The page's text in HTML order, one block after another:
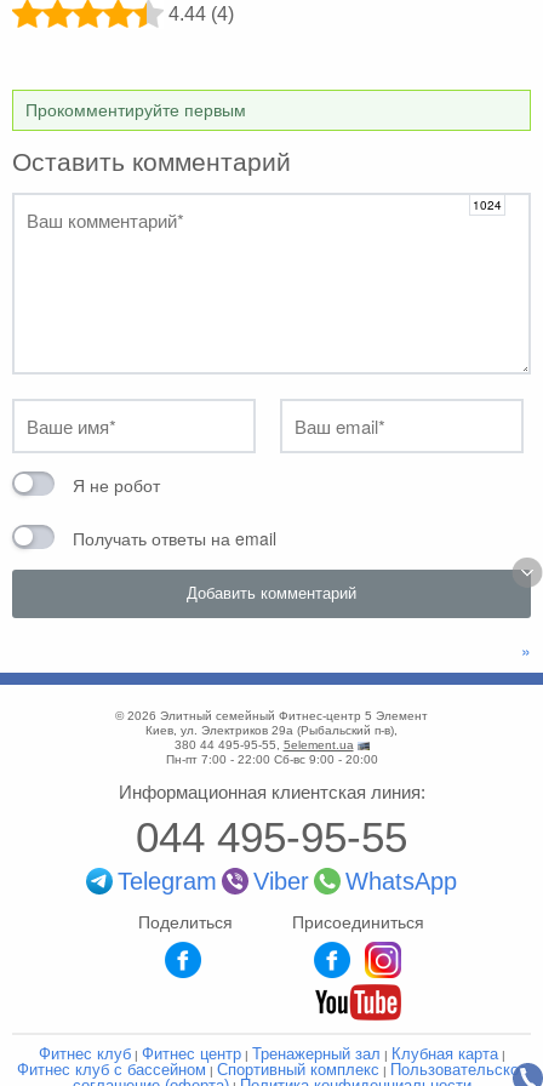
4.44 (4)
Прокомментируйте первым
Оставить комментарий
Я не робот
Получать ответы на email
»
© 2026 Элитный семейный Фитнес-центр 5 Элемент
Киев ул. Электриков 29а (Рыбальский п-в),
380 44 495-95-55
5element.ua
Пн-пт 7:00 - 22:00 Сб-вс 9:00 - 20:00
Информационная клиентская линия:
044 495-95-55
Telegram Viber WhatsApp
Поделиться Присоединиться
Фитнес клуб| Фитнес центр| Тренажерный зал | Клубная карта|
Фитнес клуб с бассейном | Спортивный комплекс | Пользовательское